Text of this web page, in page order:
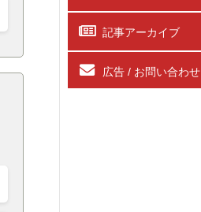
記事アーカイブ
広告 / お問い合わせ